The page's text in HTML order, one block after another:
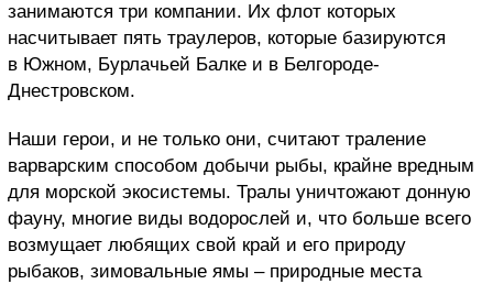
занимаются три компании. Их флот которых
насчитывает пять траулеров, которые базируются
в Южном, Бурлачьей Балке и в Белгороде-
Днестровском.
Наши герои, и не только они, считают траление
варварским способом добычи рыбы, крайне вредным
для морской экосистемы. Тралы уничтожают донную
фауну, многие виды водорослей и, что больше всего
возмущает любящих свой край и его природу
рыбаков, зимовальные ямы – природные места